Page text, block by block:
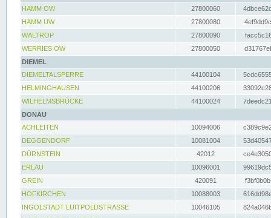
HAMM OW
27800060
HAMM UW
27800080
WALTROP
27800090
WERRIES OW
27800050
DIEMEL
DIEMELTALSPERRE
44100104
HELMINGHAUSEN
44100206
WILHELMSBRÜCKE
44100024
DONAU
ACHLEITEN
10094006
DEGGENDORF
10081004
DÜRNSTEIN
42012
ERLAU
10096001
GREIN
420091
HOFKIRCHEN
10088003
INGOLSTADT LUITPOLDSTRASSE
10046105